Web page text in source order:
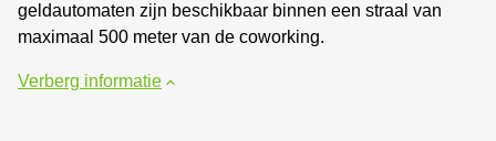
geldautomaten zijn beschikbaar binnen een straal van
maximaal 500 meter van de coworking.
Verberg informatie